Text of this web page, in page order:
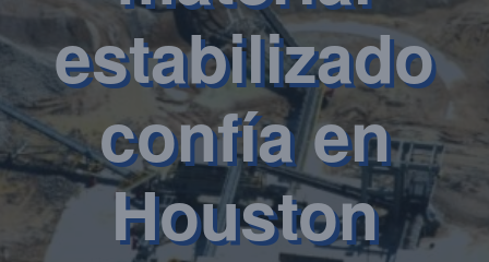
estabilizado
confía en
Houston